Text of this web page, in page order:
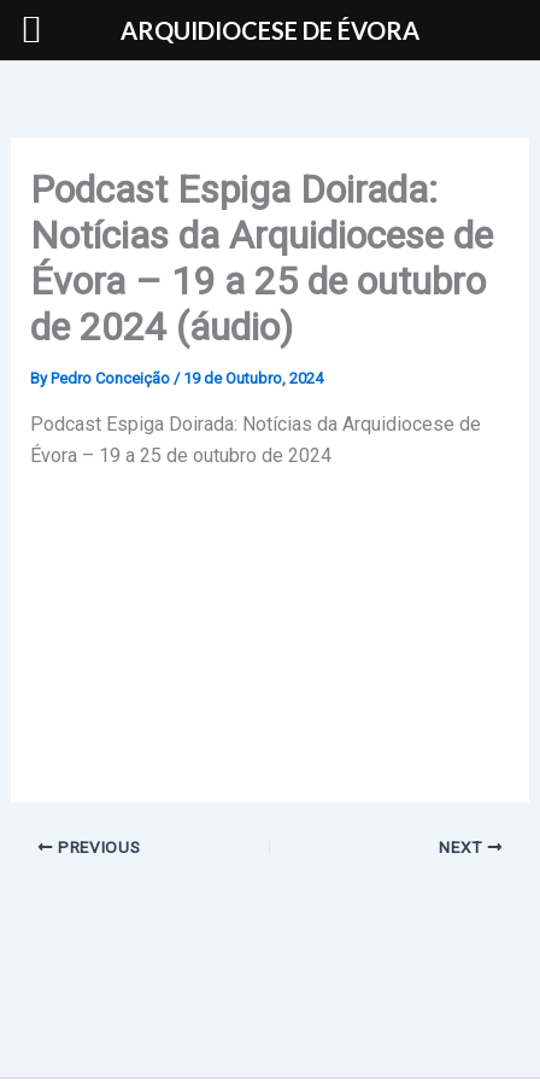
Skip
Podcast Espiga Doirada:
Notícias da Arquidiocese de
Évora – 19 a 25 de outubro
de 2024 (áudio)
By Pedro Conceição / 19 de Outubro, 2024
Podcast Espiga Doirada: Notícias da Arquidiocese de
Évora – 19 a 25 de outubro de 2024
PREVIOUS NEXT
ARQUIDIOCESE DE ÉVORA